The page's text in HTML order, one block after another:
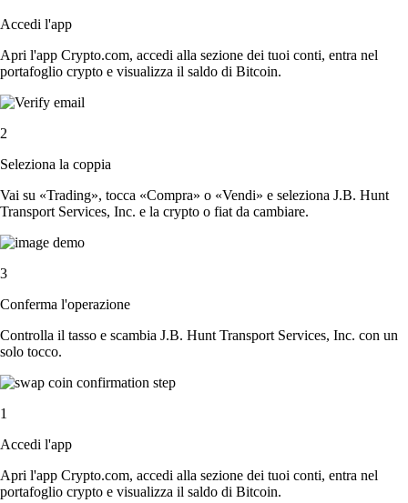
Accedi l'app
Apri l'app Crypto.com, accedi alla sezione dei tuoi conti, entra nel
portafoglio crypto e visualizza il saldo di Bitcoin.
2
Seleziona la coppia
Vai su «Trading», tocca «Compra» o «Vendi» e seleziona J.B. Hunt
Transport Services, Inc. e la crypto o fiat da cambiare.
3
Conferma l'operazione
Controlla il tasso e scambia J.B. Hunt Transport Services, Inc. con un
solo tocco.
1
Accedi l'app
Apri l'app Crypto.com, accedi alla sezione dei tuoi conti, entra nel
portafoglio crypto e visualizza il saldo di Bitcoin.